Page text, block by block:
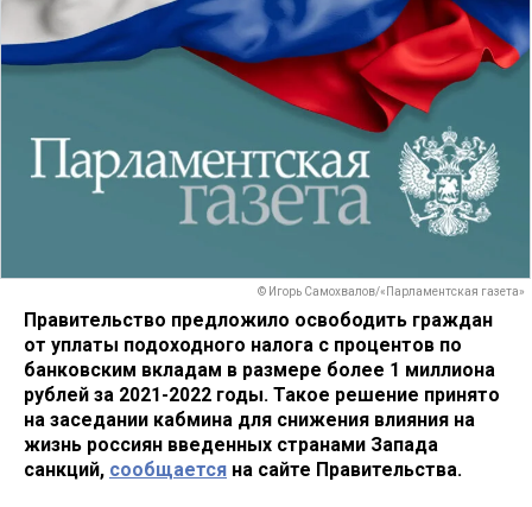
© Игорь Самохвалов/«Парламентская газета»
Правительство предложило освободить граждан
от уплаты подоходного налога с процентов по
банковским вкладам в размере более 1 миллиона
рублей за 2021-2022 годы. Такое решение принято
на заседании кабмина для снижения влияния на
жизнь россиян введенных странами Запада
санкций, сообщается на сайте Правительства.